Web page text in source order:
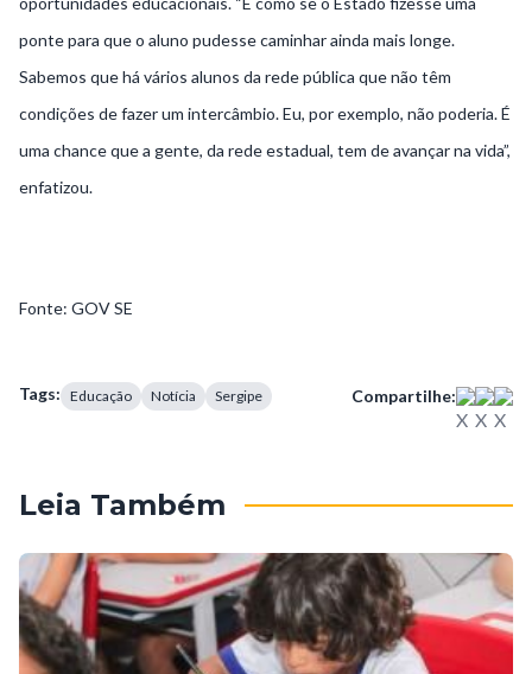
ponte para que o aluno pudesse caminhar ainda mais longe.
Sabemos que há vários alunos da rede pública que não têm
condições de fazer um intercâmbio. Eu, por exemplo, não poderia. É
uma chance que a gente, da rede estadual, tem de avançar na vida”,
enfatizou.
Fonte: GOV SE
Tags: Educação Notícia Sergipe Compartilhe:
Leia Também